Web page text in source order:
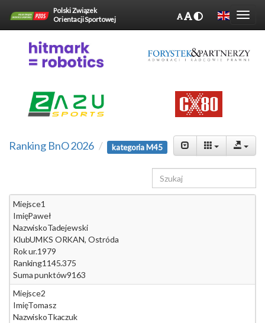
Polski Związek
Orientacji Sportowej
Ranking BnO 2026 kategoria M45
Miejsce1
ImięPaweł
NazwiskoTadejewski
KlubUMKS ORKAN, Ostróda
Rok ur.1979
Ranking1145.375
Suma punktów9163
Miejsce2
ImięTomasz
NazwiskoTkaczuk